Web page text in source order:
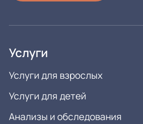
Услуги
Услуги для взрослых
Услуги для детей
Анализы и обследования